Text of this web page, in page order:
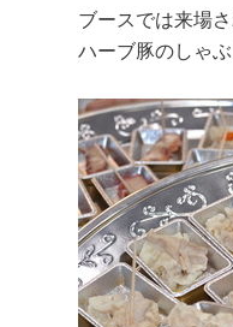
ブースでは来場
ハーブ豚のしゃ